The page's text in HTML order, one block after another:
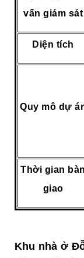
vấn giám sát
Diện tích
Quy mô dự
Thời gian bàn
giao
Khu nhà ở